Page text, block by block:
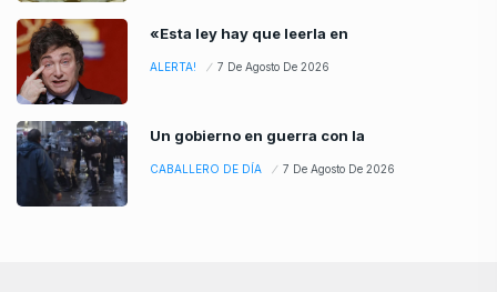
«Esta ley hay que leerla en
ALERTA! 7 De Agosto De 2026
Un gobierno en guerra con la
CABALLERO DE DÍA 7 De Agosto De 2026